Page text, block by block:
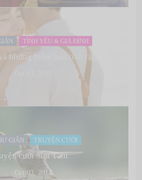
TÌNH YÊU & GIA ĐÌNH
những hiểm họa rình rập
GIÃN TRUYỆN CƯỜI
cười Sưu Tầm
Oct 03, 2012